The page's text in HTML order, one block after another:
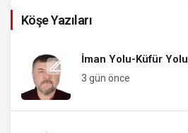
Köşe Yazıları
İman Yolu-Küfür Yolu
3 gün önce